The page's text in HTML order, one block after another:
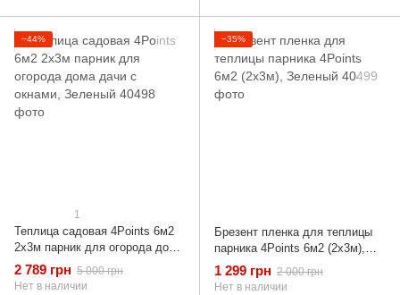
−44%
1
Теплица садовая 4Points 6м2
2х3м парник для огорода дома
дачи с окнами, Зеленый
2 789 грн 5 000 грн
Нет в наличии
−35%
Брезент пленка для теплицы
парника 4Points 6м2 (2х3м),
Зеленый
1 299 грн 2 000 грн
Нет в наличии